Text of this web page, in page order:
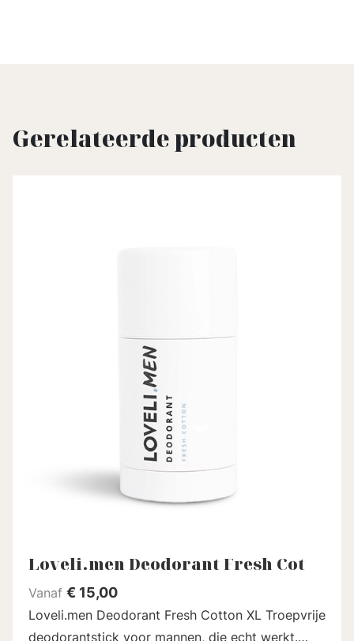
Gerelateerde producten
Loveli.men Deodorant Fresh Cot
Vanaf € 15,00
Loveli.men Deodorant Fresh Cotton XL Troepvrije
deodorantstick voor mannen, die echt werkt.